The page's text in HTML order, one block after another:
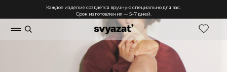
Каждое изделие создаётся вручную специально для вас.
Срок изготовления — 5–7 дней.